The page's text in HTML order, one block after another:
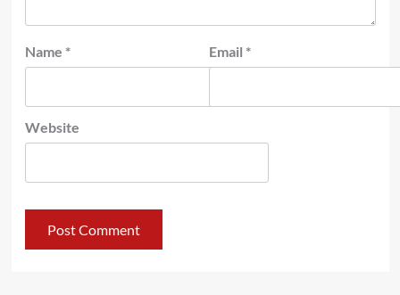
Name * Email *
Website